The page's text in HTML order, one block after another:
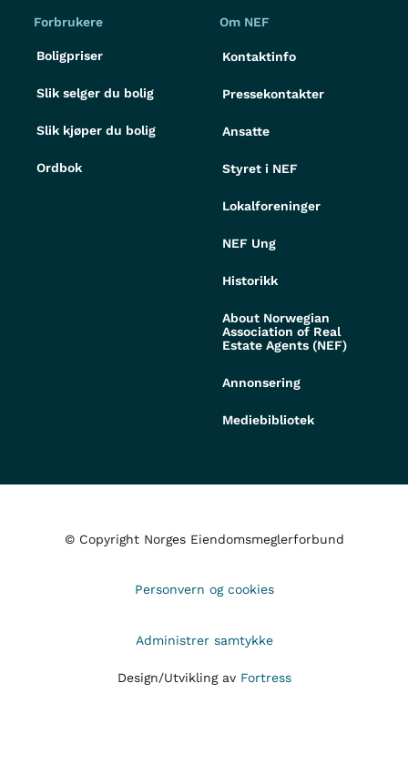
Forbrukere
Boligpriser
Slik selger du bolig
Slik kjøper du bolig
Ordbok
Om NEF
Kontaktinfo
Pressekontakter
Ansatte
Styret i NEF
Lokalforeninger
NEF Ung
Historikk
About Norwegian
Association of Real
Estate Agents (NEF)
Annonsering
Mediebibliotek
© Copyright Norges Eiendomsmeglerforbund
Personvern og cookies
Administrer samtykke
Design/Utvikling av Fortress